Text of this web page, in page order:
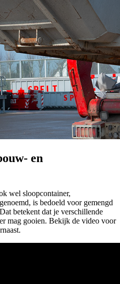
en
wel sloopcontainer,
is bedoeld voor gemengd
betekent dat je verschillende
mag gooien. Bekijk de video voor